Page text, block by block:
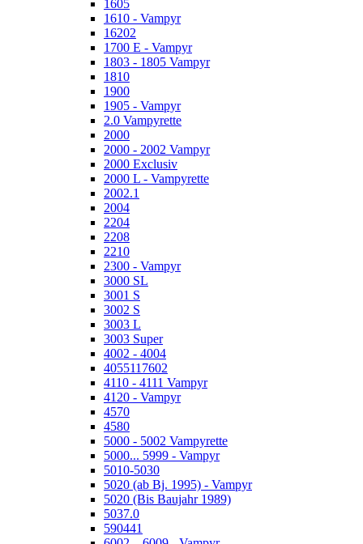
1605
1610 - Vampyr
16202
1700 E - Vampyr
1803 - 1805 Vampyr
1810
1900
1905 - Vampyr
2.0 Vampyrette
2000
2000 - 2002 Vampyr
2000 Exclusiv
2000 L - Vampyrette
2002.1
2004
2204
2208
2210
2300 - Vampyr
3000 SL
3001 S
3002 S
3003 L
3003 Super
4002 - 4004
4055117602
4110 - 4111 Vampyr
4120 - Vampyr
4570
4580
5000 - 5002 Vampyrette
5000... 5999 - Vampyr
5010-5030
5020 (ab Bj. 1995) - Vampyr
5020 (Bis Baujahr 1989)
5037.0
590441